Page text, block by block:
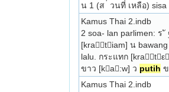
น 1 (ส ่ วนที่ เหลือ)
Kamus Thai 2.indb
2 soa- lan parlimen: ร
[kratiam] น bawang
lalu. กระแทก
ขาว [ka:w] ว putih
Kamus Thai 2.indb